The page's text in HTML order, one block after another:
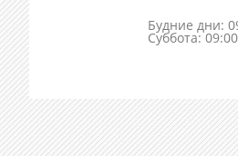
Будние дни:
Суббота: